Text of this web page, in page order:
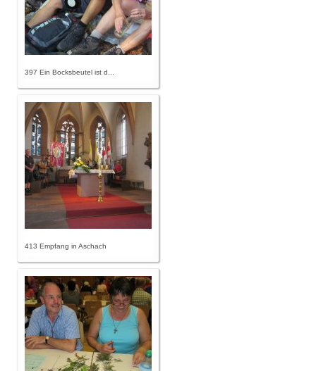
397 Ein Bocksbeutel ist d...
413 Empfang in Aschach